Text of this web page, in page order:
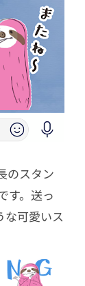
のスタン
す。送っ
な可愛いス